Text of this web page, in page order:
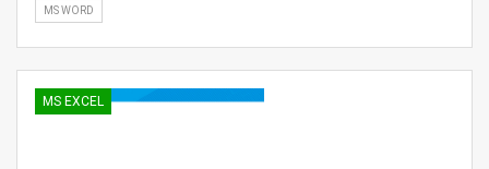
MS WORD
MS EXCEL